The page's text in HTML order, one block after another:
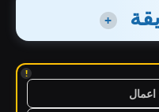
+
!
اعمال